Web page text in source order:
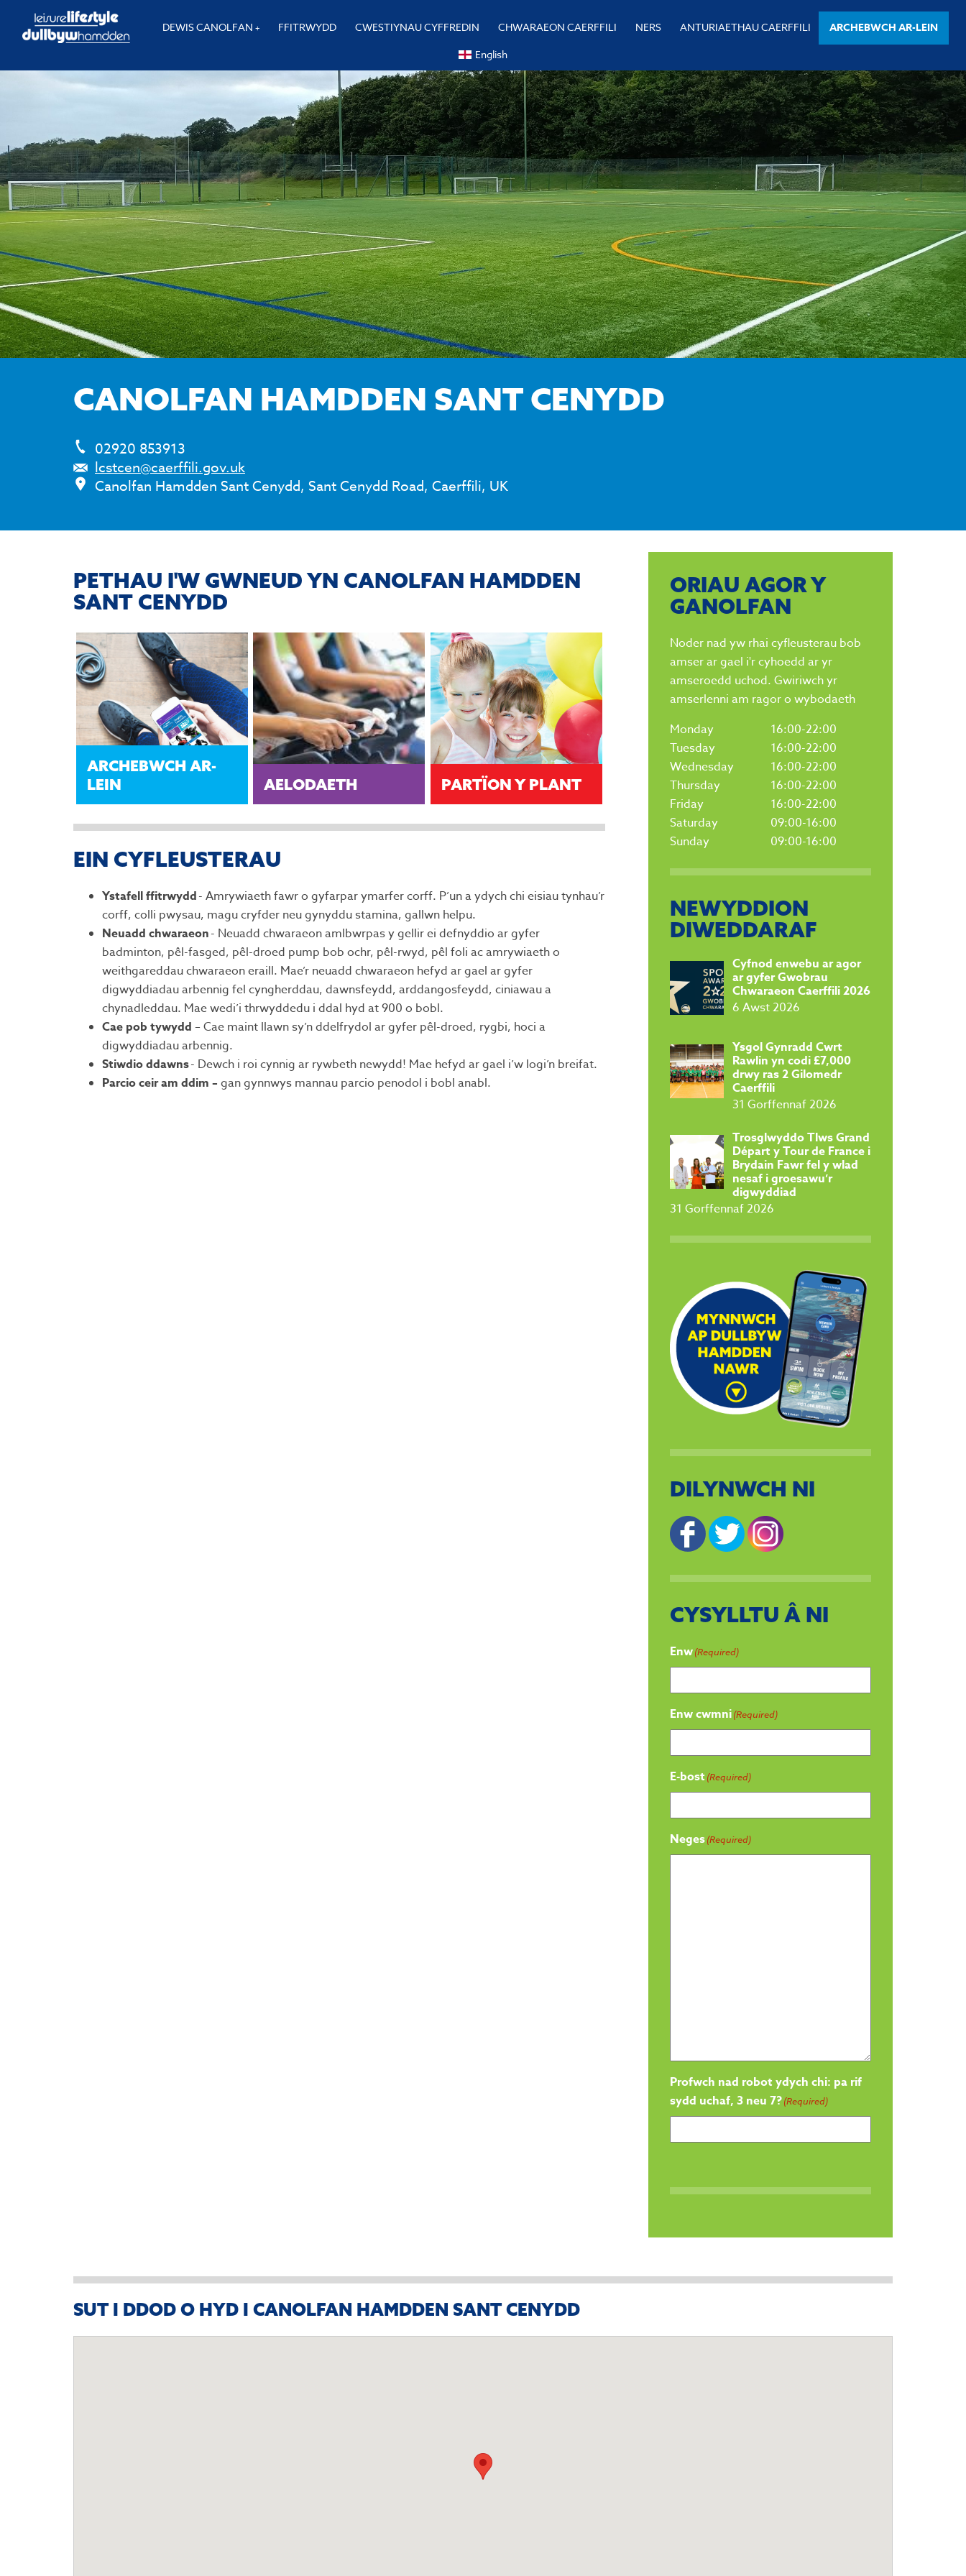
DEWIS CANOLFAN FFITRWYDD CWESTIYNAU CYFFREDIN CHWARAEON CAERFFILI NERS ANTURIAETHAU CAERFFILI ARCHEBWCH AR-LEIN
English
CANOLFAN HAMDDEN SANT CENYDD
02920 853913
lcstcen@caerffili.gov.uk
Canolfan Hamdden Sant Cenydd, Sant Cenydd Road, Caerffili, UK
PETHAU I'W GWNEUD YN CANOLFAN HAMDDEN
SANT CENYDD
ARCHEBWCH AR-
LEIN
AELODAETH PARTÏON Y PLANT
EIN CYFLEUSTERAU
Ystafell ffitrwydd- Amrywiaeth fawr o gyfarpar ymarfer corff. P’un a ydych chi eisiau tynhau’r
corff, colli pwysau, magu cryfder neu gynyddu stamina, gallwn helpu.
Neuadd chwaraeon- Neuadd chwaraeon amlbwrpas y gellir ei defnyddio ar gyfer
badminton, pêl-fasged, pêl-droed pump bob ochr, pêl-rwyd, pêl foli ac amrywiaeth o
weithgareddau chwaraeon eraill. Mae’r neuadd chwaraeon hefyd ar gael ar gyfer
digwyddiadau arbennig fel cyngherddau, dawnsfeydd, arddangosfeydd, ciniawau a
chynadleddau. Mae wedi’i thrwyddedu i ddal hyd at 900 o bobl.
Cae pob tywydd – Cae maint llawn sy’n ddelfrydol ar gyfer pêl-droed, rygbi, hoci a
digwyddiadau arbennig.
Stiwdio ddawns- Dewch i roi cynnig ar rywbeth newydd! Mae hefyd ar gael i’w logi’n breifat.
Parcio ceir am ddim – gan gynnwys mannau parcio penodol i bobl anabl.
ORIAU AGOR Y
GANOLFAN
Noder nad yw rhai cyfleusterau bob
amser ar gael i'r cyhoedd ar yr
amseroedd uchod. Gwiriwch yr
amserlenni am ragor o wybodaeth
Monday
16:00-22:00
Tuesday
16:00-22:00
Wednesday
16:00-22:00
Thursday
16:00-22:00
Friday
16:00-22:00
Saturday
09:00-16:00
Sunday
09:00-16:00
NEWYDDION
DIWEDDARAF
Cyfnod enwebu ar agor
ar gyfer Gwobrau
Chwaraeon Caerffili 2026
6 Awst 2026
Ysgol Gynradd Cwrt
Rawlin yn codi £7,000
drwy ras 2 Gilomedr
Caerffili
31 Gorffennaf 2026
Trosglwyddo Tlws Grand
Départ y Tour de France i
Brydain Fawr fel y wlad
nesaf i groesawu’r
digwyddiad
31 Gorffennaf 2026
DILYNWCH NI
CYSYLLTU Â NI
Enw(Required)
Enw cwmni(Required)
E-bost (Required)
Neges(Required)
Profwch nad robot ydych chi: pa rif
sydd uchaf, 3 neu 7?(Required)
SUT I DDOD O HYD I CANOLFAN HAMDDEN SANT CENYDD